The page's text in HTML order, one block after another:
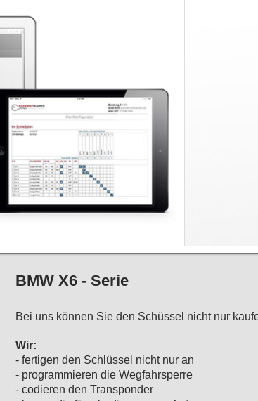
BMW X6 - Serie
Bei uns können Sie den Schüssel nicht nur
Wir:
- fertigen den Schlüssel nicht nur an
- programmieren die Wegfahrsperre
- codieren den Transponder